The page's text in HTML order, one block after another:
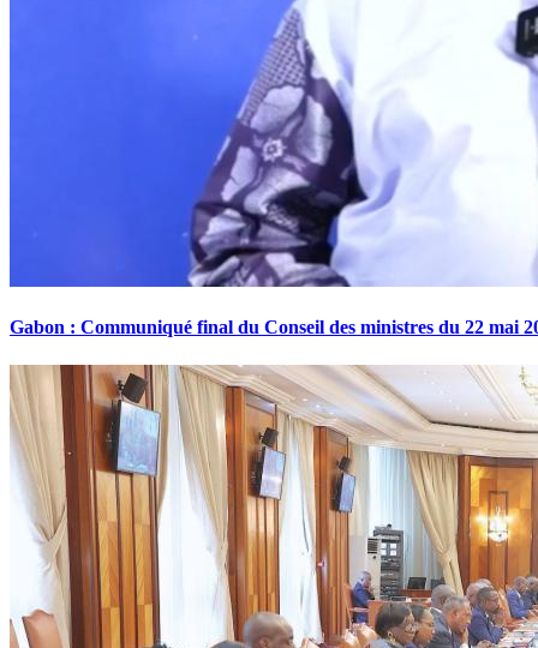
Gabon : Communiqué final du Conseil des ministres du 22 mai